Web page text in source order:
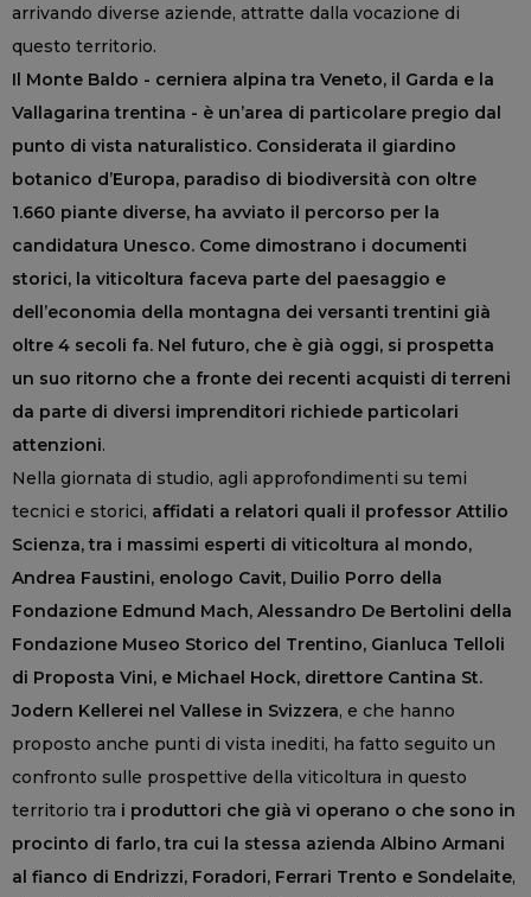
arrivando diverse aziende, attratte dalla vocazione di
questo territorio.
Il Monte Baldo - cerniera alpina tra Veneto, il Garda e la
Vallagarina trentina - è un’area di particolare pregio dal
punto di vista naturalistico. Considerata il giardino
botanico d’Europa, paradiso di biodiversità con oltre
1.660 piante diverse, ha avviato il percorso per la
candidatura Unesco. Come dimostrano i documenti
storici, la viticoltura faceva parte del paesaggio e
dell’economia della montagna dei versanti trentini già
oltre 4 secoli fa. Nel futuro, che è già oggi, si prospetta
un suo ritorno che a fronte dei recenti acquisti di terreni
da parte di diversi imprenditori richiede particolari
attenzioni.
Nella giornata di studio, agli approfondimenti su temi
tecnici e storici, affidati a relatori quali il professor Attilio
Scienza, tra i massimi esperti di viticoltura al mondo,
Andrea Faustini, enologo Cavit, Duilio Porro della
Fondazione Edmund Mach, Alessandro De Bertolini della
Fondazione Museo Storico del Trentino, Gianluca Telloli
di Proposta Vini, e Michael Hock, direttore Cantina St.
Jodern Kellerei nel Vallese in Svizzera, e che hanno
proposto anche punti di vista inediti, ha fatto seguito un
confronto sulle prospettive della viticoltura in questo
territorio tra i produttori che già vi operano o che sono in
procinto di farlo, tra cui la stessa azienda Albino Armani
al fianco di Endrizzi, Foradori, Ferrari Trento e Sondelaite,